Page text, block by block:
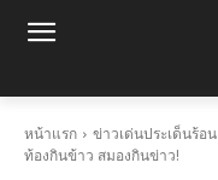
หน้าแรก ข่าวเด่นประเด็นร้อน
ท้องกินข้าว สมองกินข่าว!